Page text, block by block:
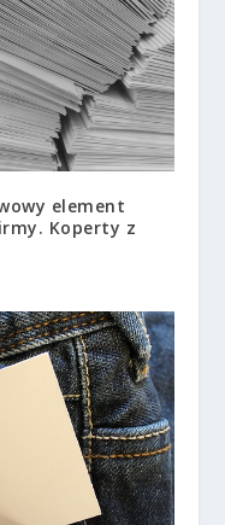
element
Koperty z